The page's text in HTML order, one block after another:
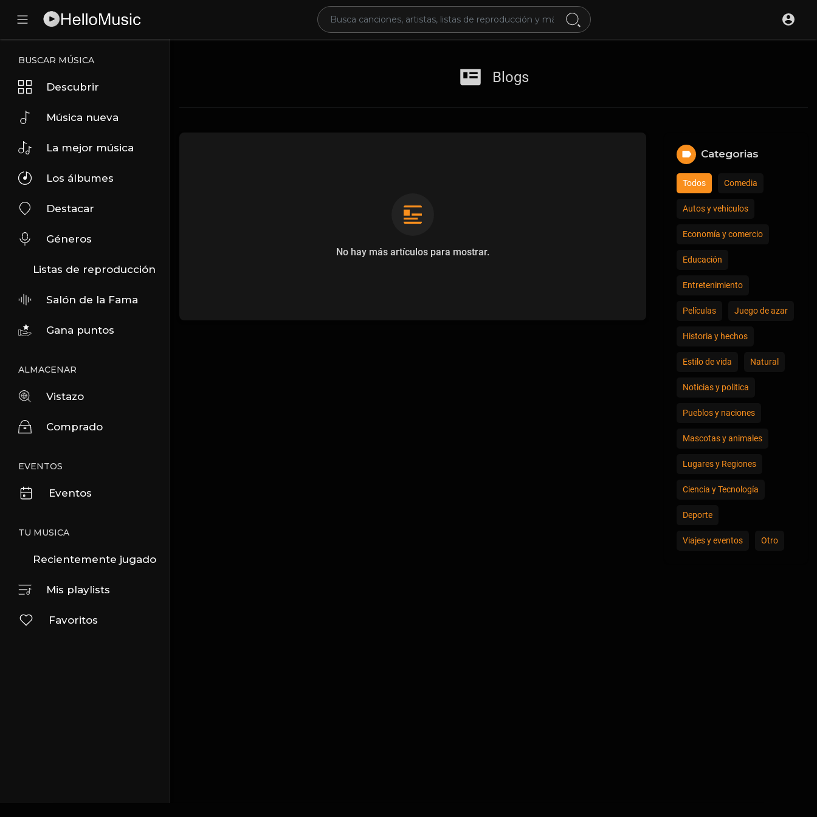
BUSCAR MÚSICA
Descubrir
Música nueva
La mejor música
Los álbumes
Destacar
Géneros
Listas de reproducción
Salón de la Fama
Gana puntos
ALMACENAR
Vistazo
Comprado
EVENTOS
Eventos
TU MUSICA
Recientemente jugado
Mis playlists
Favoritos
Blogs
No hay más artículos para mostrar.
Categorias
Todos Comedia
Autos y vehiculos
Economía y comercio
Educación
Entretenimiento
Películas Juego de azar
Historia y hechos
Estilo de vida Natural
Noticias y politica
Pueblos y naciones
Mascotas y animales
Lugares y Regiones
Ciencia y Tecnología
Deporte
Viajes y eventos Otro